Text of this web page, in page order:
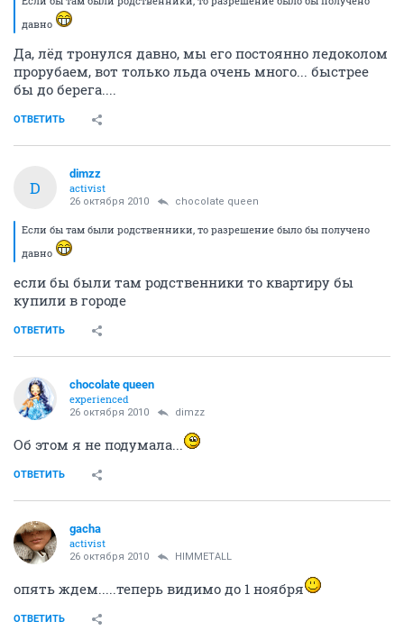
давно
Да, лёд тронулся давно, мы его постоянно ледоколом
прорубаем, вот только льда очень много... быстрее
бы до берега....
ОТВЕТИТЬ
D
dimzz
activist
26 октября 2010 chocolate queen
Если бы там были родственники, то разрешение было бы получено
давно
если бы были там родственники то квартиру бы
купили в городе
ОТВЕТИТЬ
chocolate queen
experienced
26 октября 2010 dimzz
Об этом я не подумала...
ОТВЕТИТЬ
gacha
activist
26 октября 2010 HIMMETALL
опять ждем.....теперь видимо до 1 ноября
ОТВЕТИТЬ